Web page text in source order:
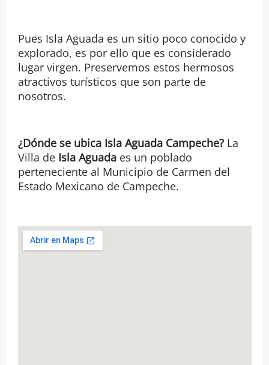
Pues Isla Aguada es un sitio poco conocido y
explorado, es por ello que es considerado
lugar virgen. Preservemos estos hermosos
atractivos turísticos que son parte de
nosotros.
¿Dónde se ubica Isla Aguada Campeche? La
Villa de Isla Aguadaes un poblado
perteneciente al Municipio de Carmen del
Estado Mexicano de Campeche.